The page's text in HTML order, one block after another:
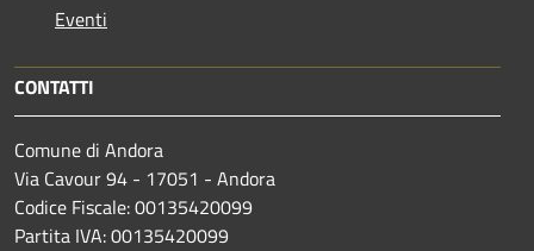
Eventi
CONTATTI
Comune di Andora
Via Cavour 94 - 17051 - Andora
Codice Fiscale: 00135420099
Partita IVA: 00135420099